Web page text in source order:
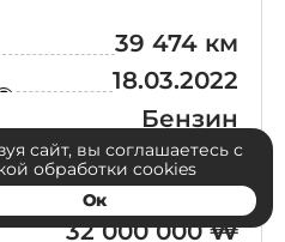
39 474 км
18.03.2022
Бензин
2WD
136 л.с.
32 000 000 ₩
сайт, вы соглашаетесь с
обработки cookies
Ок